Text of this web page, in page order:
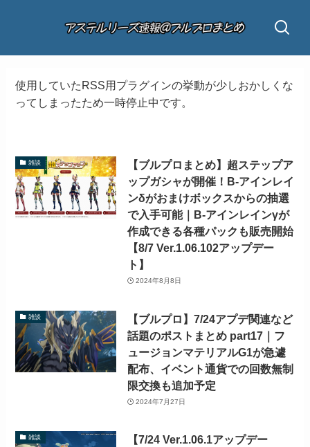
使用していたRSS用プラグインの挙動が少しおかしくな
ってしまったため一時停止中です。
雑談
【ブルプロまとめ】超ステップア
ップガシャが開催！B-アインレイ
ンδがおまけボックスからの抽選
で入手可能｜B-アインレインγが
作成できる各種パックも販売開始
【8/7 Ver.1.06.102アップデー
ト】
2024年8月8日
雑談
【ブルプロ】7/24アプデ関連など
話題のポストまとめ part17｜フ
ュージョンマテリアルG1が急遽
配布、イベント通貨での回数無制
限交換も追加予定
2024年7月27日
雑談
【7/24 Ver.1.06.1アップデー